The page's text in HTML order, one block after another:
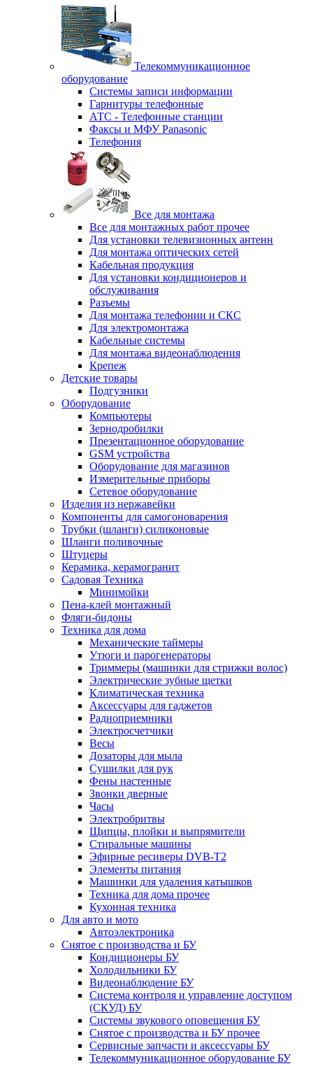
Телекоммуникационное
оборудование
Системы записи информации
Гарнитуры телефонные
АТС - Телефонные станции
Факсы и МФУ Panasonic
Телефония
Все для монтажа
Все для монтажных работ прочее
Для установки телевизионных антенн
Для монтажа оптических сетей
Кабельная продукция
Для установки кондиционеров и
обслуживания
Разъемы
Для монтажа телефонии и СКС
Для электромонтажа
Кабельные системы
Для монтажа видеонаблюдения
Крепеж
Детские товары
Подгузники
Оборудование
Компьютеры
Зернодробилки
Презентационное оборудование
GSM устройства
Оборудование для магазинов
Измерительные приборы
Сетевое оборудование
Изделия из нержавейки
Компоненты для самогоноварения
Трубки (шланги) силиконовые
Шланги поливочные
Штуцеры
Керамика, керамогранит
Садовая Техника
Минимойки
Пена-клей монтажный
Фляги-бидоны
Техника для дома
Механические таймеры
Утюги и парогенераторы
Триммеры (машинки для стрижки волос)
Электрические зубные щетки
Климатическая техника
Аксессуары для гаджетов
Радиоприемники
Электросчетчики
Весы
Дозаторы для мыла
Сушилки для рук
Фены настенные
Звонки дверные
Часы
Электробритвы
Щипцы, плойки и выпрямители
Стиральные машины
Эфирные ресиверы DVB-T2
Элементы питания
Машинки для удаления катышков
Техника для дома прочее
Кухонная техника
Для авто и мото
Автоэлектроника
Снятое с производства и БУ
Кондиционеры БУ
Холодильники БУ
Видеонаблюдение БУ
Система контроля и управление доступом
(СКУД) БУ
Системы звукового оповещения БУ
Снятое с производства и БУ прочее
Сервисные запчасти и аксессуары БУ
Телекоммуникационное оборудование БУ